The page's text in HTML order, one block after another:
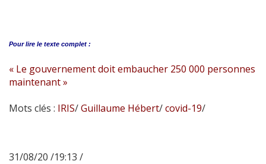
Pour lire le texte complet :
« Le gouvernement doit embaucher 250 000 personnes
maintenant »
Mots clés : IRIS/Guillaume Hébert/covid-19/
31/08/20 /19:13 /